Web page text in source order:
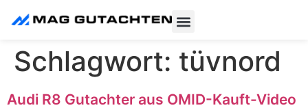
Schlagwort: tüvnord
Audi R8 Gutachter aus OMID-Kauft-Video